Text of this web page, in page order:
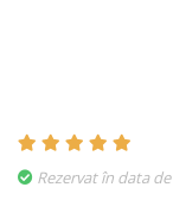
Rezervat în data